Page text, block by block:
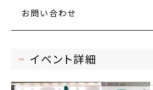
お問い合わせ
イベント詳細